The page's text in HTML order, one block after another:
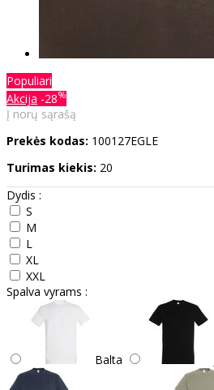
Populiari
Akcija -28%
Į norų sąrašą
Prekės kodas: 100127EGLE
Turimas kiekis: 20
Dydis :
S
M
L
XL
XXL
Spalva vyrams :
Balta